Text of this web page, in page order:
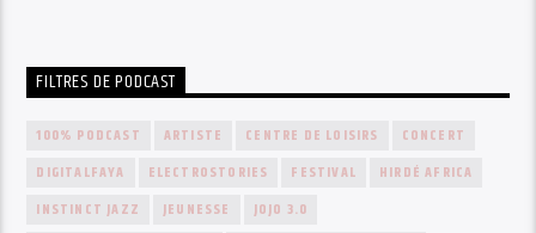
FILTRES DE PODCAST
100% PODCAST ARTISTE CENTRE DE LOISIRS
CONCERT
DIGITALFAYA
ELECTROSTORIES FESTIVAL
HIRDÉ AFRICA
INSTINCT JAZZ
JEUNESSE
JOJO 3.0